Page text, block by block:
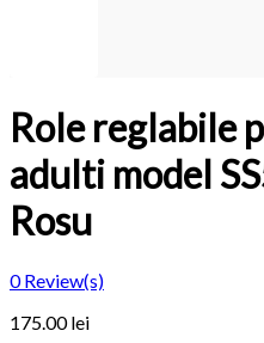
Role reglabile
adulti model
Rosu
0Review(s)
175.00 lei